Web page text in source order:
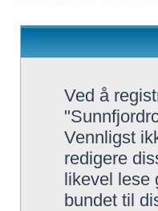
Ved å
Vennligst
redigere
likevel lese
bundet til